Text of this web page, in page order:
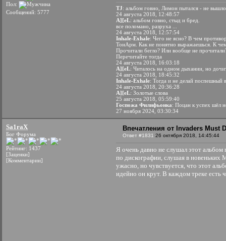
Пол:
Сообщений: 5777
TJ: альбом говно, Лимон пытался - не
24 августа 2018, 12:48:57
A][eL: альбом говно, cтыд и бред.
все поломано, разруха ...
24 августа 2018, 12:57:54
Inhale-Exhale: Чего не ясно? В чем
ТонАрм. Как не понятно выражаешься. К
Прочитали бегло? Или вообще не
Перечитайте тогда
24 августа 2018, 16:03:18
A][eL: Читалось на одном дыхании, но
24 августа 2018, 18:45:32
Inhale-Exhale: Тогда и не делай поспешный
24 августа 2018, 20:36:28
A][eL: Золотые слова
25 августа 2018, 05:59:40
Госпожа Филифьонка: Поцан к успех шёл
27 ноября 2024, 03:30:34
Sa1raX
Бог Форума
Рейтинг: 1437
[Заценки]
[Комментарии]
Впечатления от Invaders Must
Ответ #1831 26 октября 2018, 14:45:44
Я очень давно не слушал этот
по дискографии, слушая в
ужасно, но чувствуется, что этот
идейно он крут. В каждом треке есть